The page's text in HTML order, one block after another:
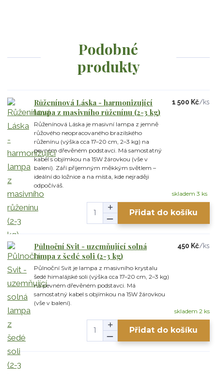
Podobné
produkty
Růženínová Láska - harmonizující
lampa z masivního růženínu (2-3 kg)
Růženínová Láska je masivní lampa z jemně
růžového neopracovaného brazilského
růženínu (výška cca 17–20 cm, 2–3 kg) na
pevném dřevěném podstavci. Má samostatný
kabel s objímkou na 15W žárovkou (vše v
balení). Září příjemným měkkým světlem –
ideální do ložnice a na místa, kde nejraději
odpočíváš.
1 500 Kč/ks
skladem 3 ks
Přidat do košíku
Půlnoční Svit - uzemňující solná
lampa z šedé soli (2-3 kg)
Půlnoční Svit je lampa z masivního krystalu
šedé himalájské soli (výška cca 17–20 cm, 2–3 kg)
na pevném dřevěném podstavci. Má
samostatný kabel s objímkou na 15W žárovkou
(vše v balení).
450 Kč/ks
skladem 2 ks
Přidat do košíku